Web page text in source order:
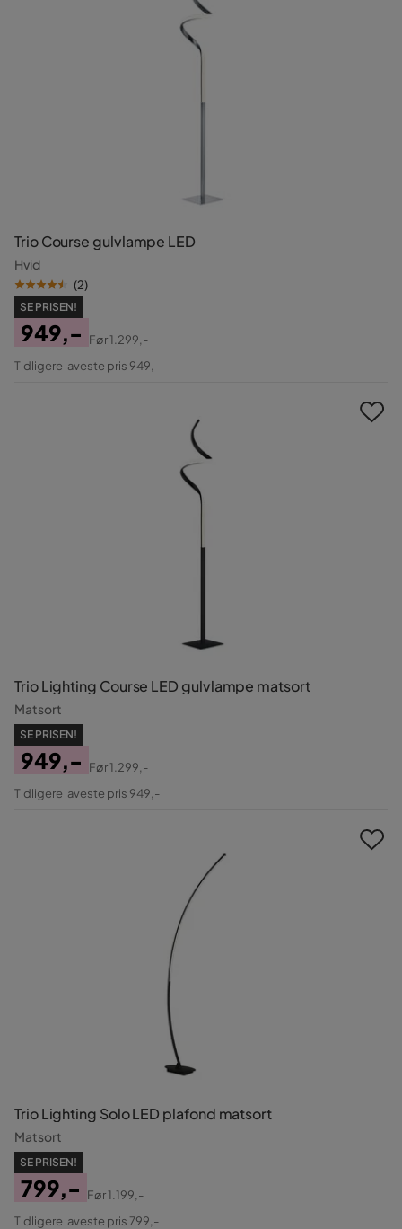
Trio Course gulvlampe LED
Hvid
(2)
SE PRISEN!
Pris
949,-
Original
Før1.299,-
Tidligere laveste pris 949,-
Trio Lighting Course LED gulvlampe matsort
Matsort
SE PRISEN!
Pris
949,-
Original
Før1.299,-
Tidligere laveste pris 949,-
Trio Lighting Solo LED plafond matsort
Matsort
SE PRISEN!
Pris
799,-
Original
Før1.199,-
Tidligere laveste pris 799,-